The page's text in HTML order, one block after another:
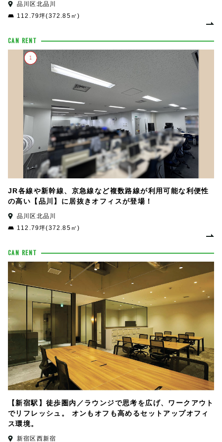
品川区北品川
112.79坪(372.85㎡)
CAN RENT
JR各線や新幹線、京急線など複数路線が利用可能な利便性
の高い【品川】に居抜きオフィスが登場！
品川区北品川
112.79坪(372.85㎡)
CAN RENT
【新宿駅】徒歩圏内／ラウンジで思考を広げ、ワークアウト
でリフレッシュ。 オンもオフも高めるセットアップオフィ
ス環境。
新宿区西新宿